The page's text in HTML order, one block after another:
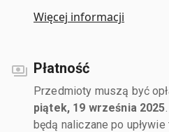
Więcej informacji
Płatność
Przedmioty muszą być
piątek, 19 września 2025
będą naliczane po upływie